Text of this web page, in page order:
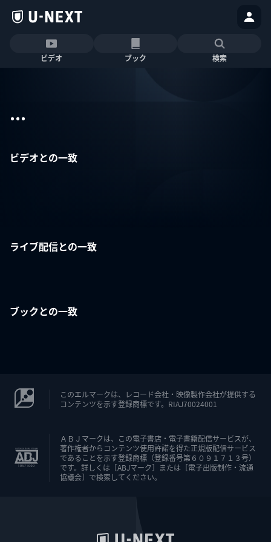
ビデオ ブック 検索
...
ビデオとの一致
ライブ配信との一致
ブックとの一致
このエルマークは、レコード会社・映像製作会社が提供する
コンテンツを示す登録商標です。RIAJ70024001
ＡＢＪマークは、この電子書店・電子書籍配信サービスが、
著作権者からコンテンツ使用許諾を得た正規版配信サービス
であることを示す登録商標（登録番号第６０９１７１３号）
です。詳しくは［ABJマーク］または［電子出版制作・流通
協議会］で検索してください。